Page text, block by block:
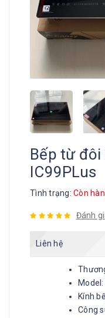
Bếp từ đôi
IC99PLus
Tình trạng: Còn
Đánh
Liên hệ
Kính
Công